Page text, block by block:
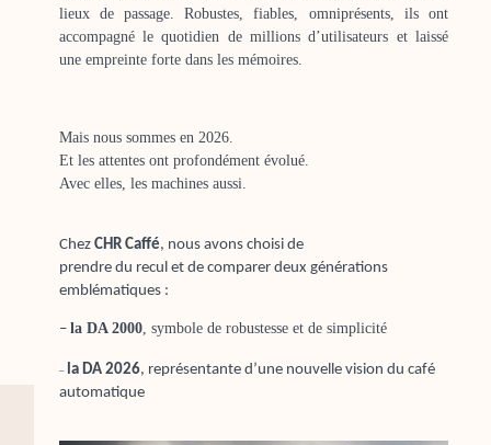
lieux de passage. Robustes, fiables, omniprésents, ils ont
accompagné le quotidien de millions d’utilisateurs et laissé
une empreinte forte dans les mémoires.
Mais nous sommes en 2026.
Et les attentes ont profondément évolué.
Avec elles, les machines aussi.
Chez CHR Caffé, nous avons choisi de
prendre du recul et de comparer deux générations
emblématiques :
– la DA 2000, symbole de robustesse et de simplicité
– la DA 2026, représentante d’une nouvelle vision du café
automatique